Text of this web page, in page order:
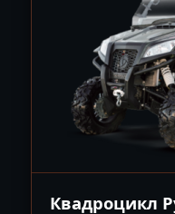
Квадроцикл